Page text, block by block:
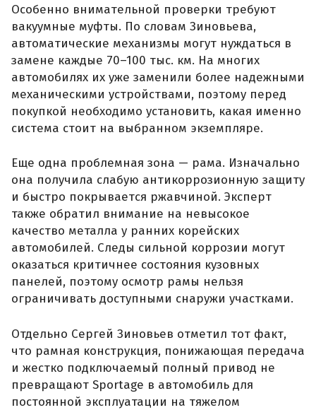
Особенно внимательной проверки требуют
вакуумные муфты. По словам Зиновьева,
автоматические механизмы могут нуждаться в
замене каждые 70–100 тыс. км. На многих
автомобилях их уже заменили более надежными
механическими устройствами, поэтому перед
покупкой необходимо установить, какая именно
система стоит на выбранном экземпляре.
Еще одна проблемная зона — рама. Изначально
она получила слабую антикоррозионную защиту
и быстро покрывается ржавчиной. Эксперт
также обратил внимание на невысокое
качество металла у ранних корейских
автомобилей. Следы сильной коррозии могут
оказаться критичнее состояния кузовных
панелей, поэтому осмотр рамы нельзя
ограничивать доступными снаружи участками.
Отдельно Сергей Зиновьев отметил тот факт,
что рамная конструкция, понижающая передача
и жестко подключаемый полный привод не
превращают Sportage в автомобиль для
постоянной эксплуатации на тяжелом